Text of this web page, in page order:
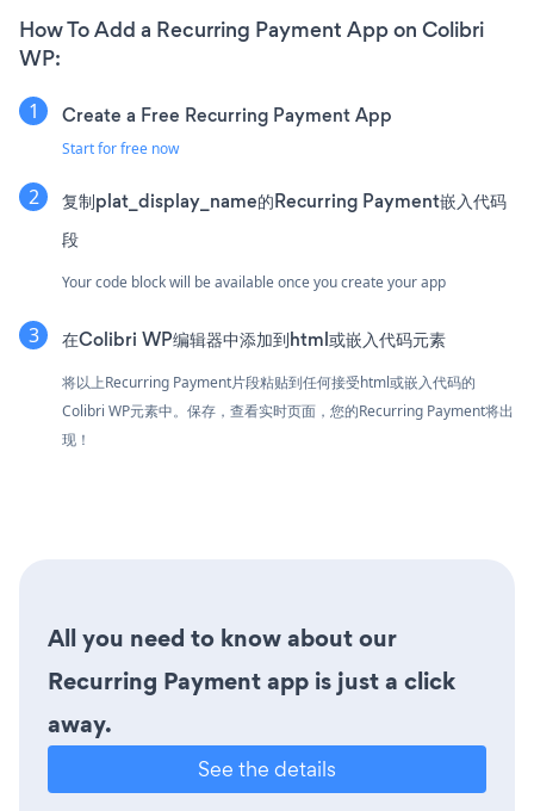
How To Add a Recurring Payment App on Colibri
WP:
Create a Free Recurring Payment App
Start for free now
复制plat_display_name的Recurring Payment嵌入代码
段
Your code block will be available once you create your app
在Colibri WP编辑器中添加到html或嵌入代码元素
将以上Recurring Payment片段粘贴到任何接受html或嵌入代码的
Colibri WP元素中。保存，查看实时页面，您的Recurring Payment将出
现！
All you need to know about our
Recurring Payment app is just a click
away.
See the details